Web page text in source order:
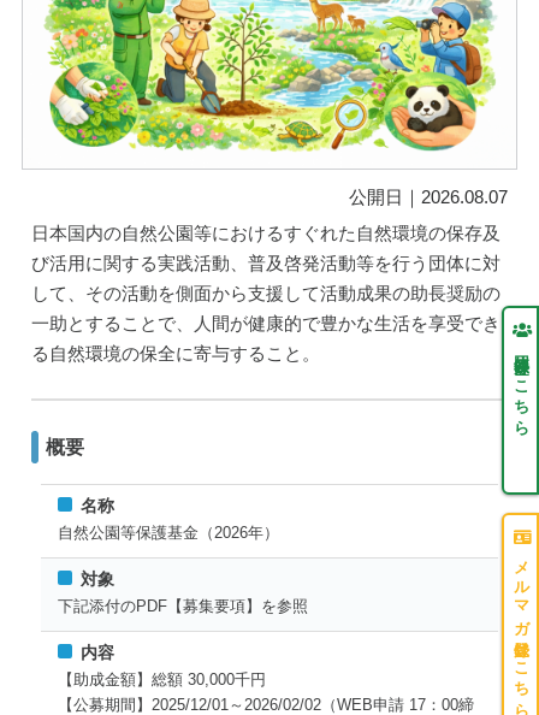
公開日｜2026.08.07
⽇本国内の⾃然公園等におけるすぐれた⾃然環境の保存及
び活⽤に関する実践活動、普及啓発活動等を⾏う団体に対
して、その活動を側⾯から⽀援して活動成果の助⻑奨励の
⼀助とすることで、⼈間が健康的で豊かな⽣活を享受でき
る⾃然環境の保全に寄与すること。
概要
名称
自然公園等保護基金（2026年）
対象
下記添付のPDF【募集要項】を参照
内容
【助成金額】総額 30,000千円
【公募期間】2025/12/01～2026/02/02（WEB申請 17：00締
団体登録はこちら
メルマガ登録はこちら